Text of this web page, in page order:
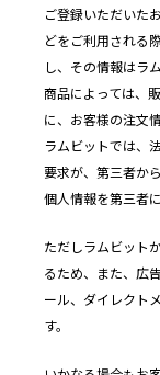
ご登録いただいた
どをご利用される
し、その情報はラ
商品によっては、
に、お客様の注文
ラムビットでは、
要求が、第三者か
個人情報を第三者
ただしラムビット
るため、また、広
ール、ダイレクト
す。